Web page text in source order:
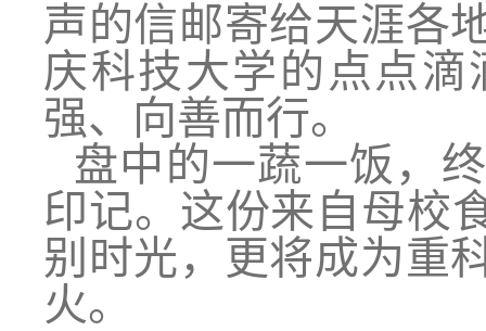
声的信邮寄给天涯各
庆科技大学的点点
强、向善而行。
盘中的一蔬一饭，
印记。这份来自母校
别时光，更将成为重
火。